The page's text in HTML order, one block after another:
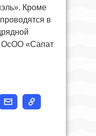
Кроме
в
ОсОО «Сапат